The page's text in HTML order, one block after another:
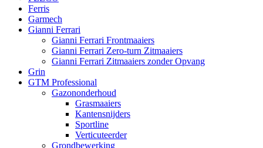
Ferris
Garmech
Gianni Ferrari
Gianni Ferrari Frontmaaiers
Gianni Ferrari Zero-turn Zitmaaiers
Gianni Ferrari Zitmaaiers zonder Opvang
Grin
GTM Professional
Gazononderhoud
Grasmaaiers
Kantensnijders
Sportline
Verticuteerder
Grondbewerking